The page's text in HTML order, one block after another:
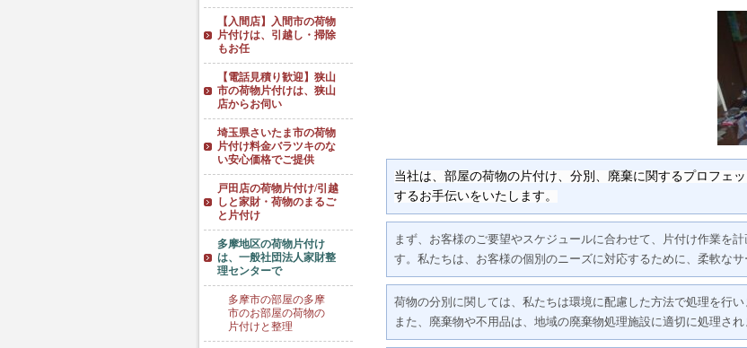
【入間店】入間市の荷物
片付けは、引越し・掃除
もお任
【電話見積り歓迎】狭山
市の荷物片付けは、狭山
店からお伺い
埼玉県さいたま市の荷物
片付け料金バラツキのな
い安心価格でご提供
戸田店の荷物片付け/引越
しと家財・荷物のまるご
と片付け
多摩地区の荷物片付け
は、一般社団法人家財整
理センターで
多摩市の部屋の多摩
市のお部屋の荷物の
片付けと整理
当社は、部屋の荷物の片付け、分別、廃棄に関するプロフェ
するお手伝いをいたします。
まず、お客様のご要望やスケジュールに合わせて、片付け作業を
す。私たちは、お客様の個別のニーズに対応するために、柔軟なサ
荷物の分別に関しては、私たちは環境に配慮した方法で処理を行
また、廃棄物や不用品は、地域の廃棄物処理施設に適切に処理さ